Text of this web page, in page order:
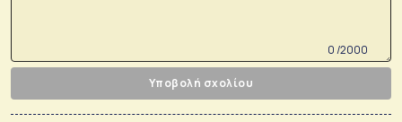
0 /2000
Υποβολή σχολίου